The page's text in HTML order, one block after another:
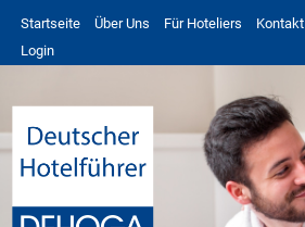
Startseite Über Uns Für Hoteliers
Kontakt
Login